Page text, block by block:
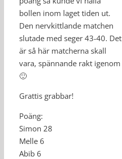
bollen inom laget tiden ut.
Den nervkittlande matchen
slutade med seger 43-40. Det
är så här matcherna skall
vara, spännande rakt igenom
🙂
Grattis grabbar!
Poäng:
Simon 28
Melle 6
Abib 6